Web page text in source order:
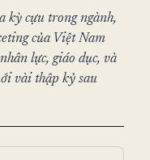
kỳ cựu trong ngành,
của Việt Nam
lực, giáo dục, và
vài thập kỷ sau